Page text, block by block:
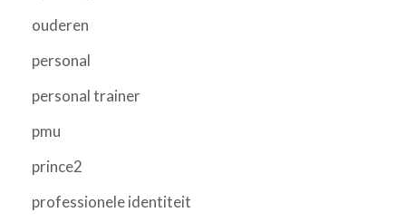
ouderen
personal
personal trainer
pmu
prince2
professionele identiteit